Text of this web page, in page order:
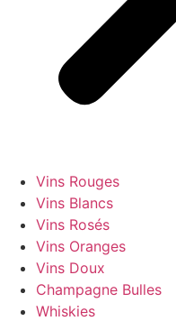
Vins Rouges
Vins Blancs
Vins Rosés
Vins Oranges
Vins Doux
Champagne Bulles
Whiskies